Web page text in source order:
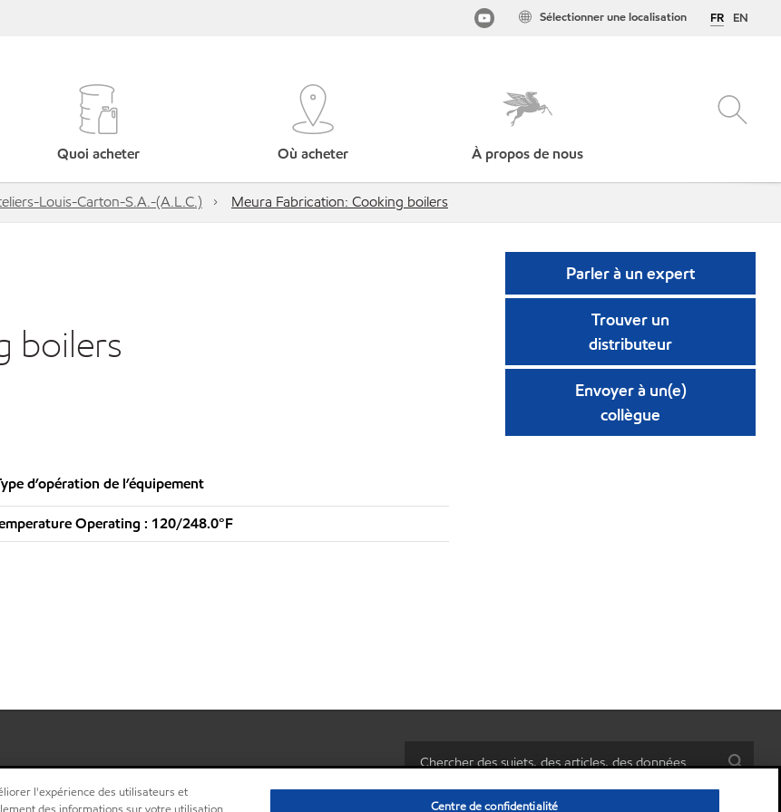
FR EN
Sélectionner une localisation
Quoi acheter Où acheter À propos de nous
Louis-Carton-S.A.-(A.L.C.) Meura Fabrication: Cooking boilers
boilers
d’opération de l’équipement
Operating : 120/248.0°F
Parler à un expert
Trouver un
distributeur
Envoyer à un(e)
collègue
l'expérience des utilisateurs et
Centre de confidentialité